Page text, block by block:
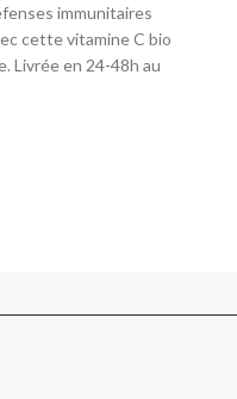
immunitaires
cette vitamine C bio
Livrée en 24-48h au